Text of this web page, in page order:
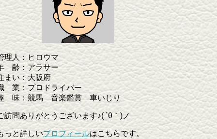
理人：ヒロウマ
齢：アラサー
まい：大阪府
業：プロドライバー
味：競馬 音楽鑑賞 車いじり
訪問ありがとうございます♪( ´θ｀)ノ
っと詳しいプロフィールはこちらです。